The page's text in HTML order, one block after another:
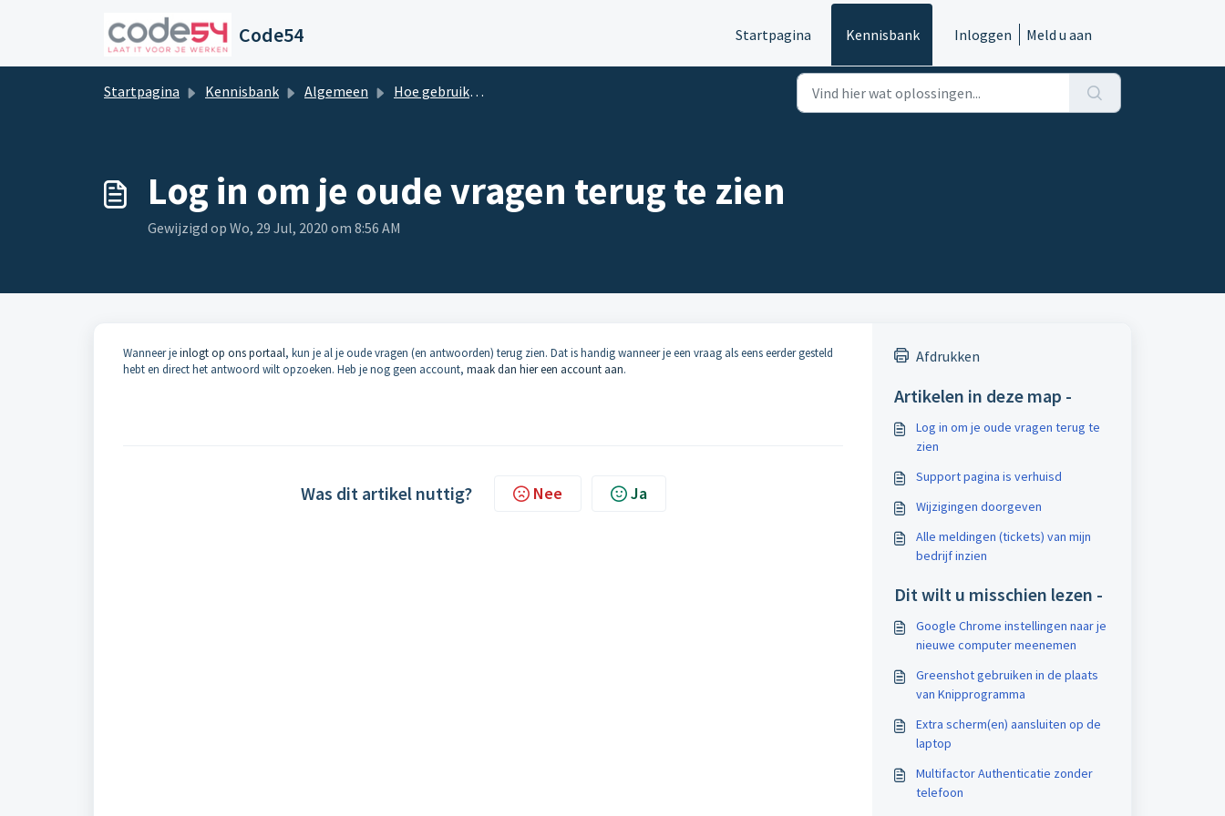
Code54 Startpagina Kennisbank Inloggen Meld u aan
Startpagina Kennisbank Algemeen Hoe gebruik ik dit portaal?
Log in om je oude vragen terug te zien
Gewijzigd op Wo, 29 Jul, 2020 om 8:56 AM
Wanneer jeinlogt op ons portaal, kun je al je oude vragen (en antwoorden) terug zien. Dat is handig wanneer je een vraag als eens eerder gesteld
hebt en direct het antwoord wilt opzoeken. Heb je nog geen account, maak dan hier een account aan.
Was dit artikel nuttig? Nee Ja
Afdrukken
Artikelen in deze map -
Log in om je oude vragen terug te
zien
Support pagina is verhuisd
Wijzigingen doorgeven
Alle meldingen (tickets) van mijn
bedrijf inzien
Dit wilt u misschien lezen -
Google Chrome instellingen naar je
nieuwe computer meenemen
Greenshot gebruiken in de plaats
van Knipprogramma
Extra scherm(en) aansluiten op de
laptop
Multifactor Authenticatie zonder
telefoon